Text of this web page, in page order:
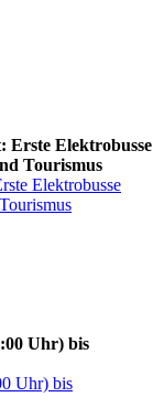
Erste Elektrobusse
Tourismus
Elektrobusse
Uhr) bis
Uhr) bis